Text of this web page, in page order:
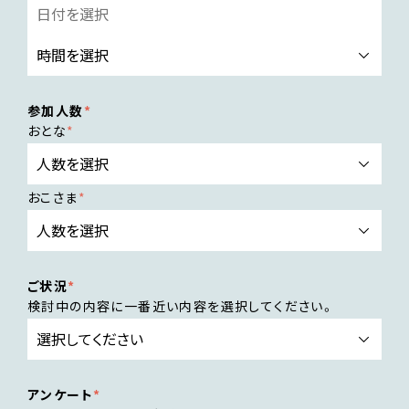
参加人数
おとな
おこさま
ご状況
検討中の内容に一番近い内容を選択してください。
アンケート